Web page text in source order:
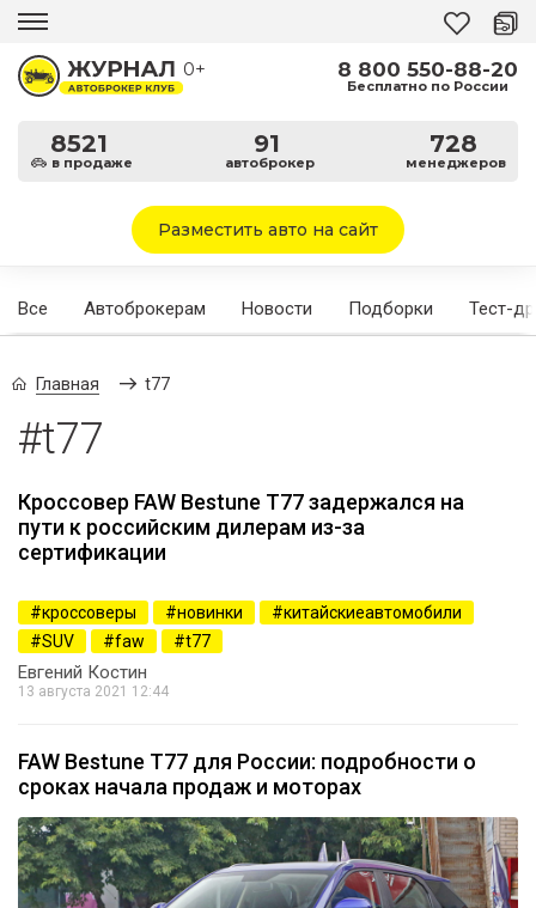
0+
8521
в продаже
91
автоброкер
728
менеджеров
8 800 550-88-20
Бесплатно по России
Разместить авто на сайт
Все Автоброкерам Новости Подборки Тест-
Главная t77
#t77
Кроссовер FAW Bestune T77 задержался на
пути к российским дилерам из-за
сертификации
кроссоверы новинки
китайскиеавтомобили
SUV
faw t77
Евгений Костин
13 августа 2021 12:44
FAW Bestune T77 для России: подробности о
сроках начала продаж и моторах